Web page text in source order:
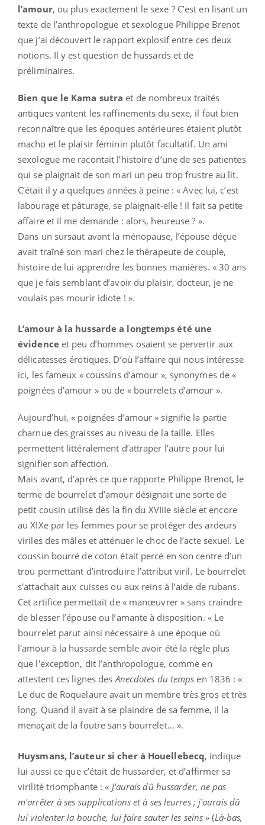
l’amour, ou plus exactement le sexe ? C’est en lisant un
texte de l’anthropologue et sexologue Philippe Brenot
que j’ai découvert le rapport explosif entre ces deux
notions. Il y est question de hussards et de
préliminaires.
Bien que le Kama sutra et de nombreux traités
antiques vantent les raffinements du sexe, il faut bien
reconnaître que les époques antérieures étaient plutôt
macho et le plaisir féminin plutôt facultatif. Un ami
sexologue me racontait l’histoire d’une de ses patientes
qui se plaignait de son mari un peu trop frustre au lit.
C’était il y a quelques années à peine : « Avec lui, c’est
labourage et pâturage, se plaignait-elle ! Il fait sa petite
affaire et il me demande : alors, heureuse ? ».
Dans un sursaut avant la ménopause, l’épouse déçue
avait traîné son mari chez le thérapeute de couple,
histoire de lui apprendre les bonnes manières. « 30 ans
que je fais semblant d’avoir du plaisir, docteur, je ne
voulais pas mourir idiote ! ».
L’amour à la hussarde a longtemps été une
évidenceet peu d’hommes osaient se pervertir aux
délicatesses érotiques. D’où l’affaire qui nous intéresse
ici, les fameux « coussins d’amour », synonymes de «
poignées d’amour » ou de « bourrelets d’amour ».
Aujourd’hui, « poignées d’amour » signifie la partie
charnue des graisses au niveau de la taille. Elles
permettent littéralement d’attraper l’autre pour lui
signifier son affection.
Mais avant, d’après ce que rapporte Philippe Brenot, le
terme de bourrelet d’amour désignait une sorte de
petit cousin utilisé dès la fin du XVIIIe siècle et encore
au XIXe par les femmes pour se protéger des ardeurs
viriles des mâles et atténuer le choc de l’acte sexuel. Le
coussin bourré de coton était percé en son centre d’un
trou permettant d’introduire l’attribut viril. Le bourrelet
s'attachait aux cuisses ou aux reins à l’aide de rubans.
Cet artifice permettait de « manœuvrer » sans craindre
de blesser l’épouse ou l’amante à disposition. « Le
bourrelet parut ainsi nécessaire à une époque où
l'amour à la hussarde semble avoir été la règle plus
que l'exception, dit l’anthropologue, comme en
attestent ces lignes des Anecdotes du temps en 1836 : «
Le duc de Roquelaure avait un membre très gros et très
long. Quand il avait à se plaindre de sa femme, il la
menaçait de la foutre sans bourrelet… ».
Huysmans, l’auteur si cher à Houellebecq, indique
lui aussi ce que c’était de hussarder, et d’affirmer sa
virilité triomphante : « J'aurais dû hussarder, ne pas
m'arrêter à ses supplications et à ses leurres ; j'aurais dû
lui violenter la bouche, lui faire sauter les seins »(Là-bas,